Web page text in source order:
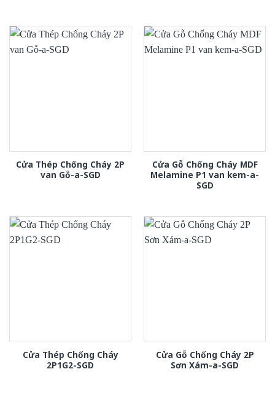
Cửa Thép Chống Cháy 2P
van Gỗ-a-SGD
Cửa Gỗ Chống Cháy MDF
Melamine P1 van kem-a-
SGD
Cửa Thép Chống Cháy
2P1G2-SGD
Cửa Gỗ Chống Cháy 2P
Sơn Xám-a-SGD